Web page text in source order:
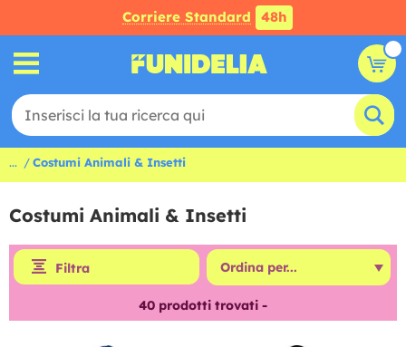
Corriere Standard 48h
... Costumi Animali & Insetti
Costumi Animali & Insetti
Filtra
40 prodotti trovati -